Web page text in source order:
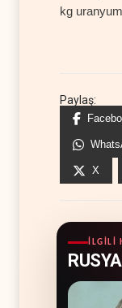
kg
Paylaş:
X
İLGILI